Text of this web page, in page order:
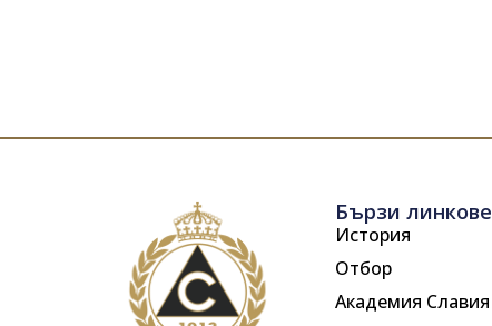
Бързи линкове
История
Отбор
Академия Славия